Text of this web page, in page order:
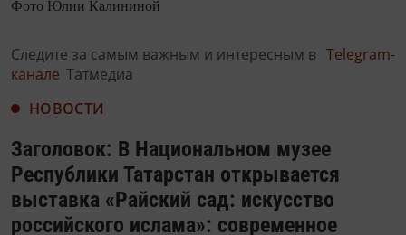
Фото Юлии Калининой
Следите за самым важным и интересным в Telegram-
канале Татмедиа
НОВОСТИ
Заголовок: В Национальном музее
Республики Татарстан открывается
выставка «Райский сад: искусство
российского ислама»: современное